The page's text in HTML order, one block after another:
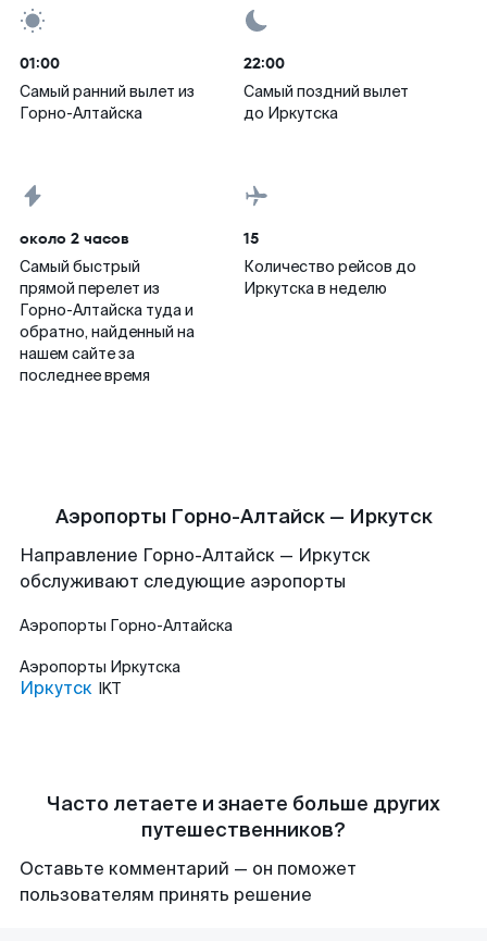
01:00
Самый ранний вылет из
Горно-Алтайска
22:00
Самый поздний вылет
до Иркутска
около 2 часов
Самый быстрый
прямой перелет из
Горно-Алтайска туда и
обратно, найденный на
нашем сайте за
последнее время
15
Количество рейсов до
Иркутска в неделю
Аэропорты Горно-Алтайск — Иркутск
Направление Горно-Алтайск — Иркутск
обслуживают следующие аэропорты
Аэропорты Горно-Алтайска
Аэропорты Иркутска
Иркутск IKT
Часто летаете и знаете больше других
путешественников?
Оставьте комментарий — он поможет
пользователям принять решение